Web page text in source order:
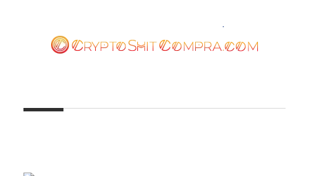
contenido